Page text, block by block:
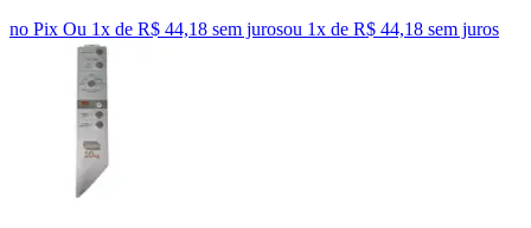
no Pix Ou 1x de R$ 44,18 sem jurosou 1x de R$ 44,18 sem juros